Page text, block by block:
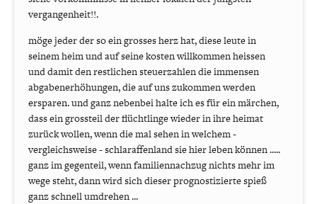
vergangenheit!!.
möge jeder der so ein grosses herz hat, diese leute in
seinem heim und auf seine kosten willkommen heissen
und damit den restlichen steuerzahlen die immensen
abgabenerhöhungen, die auf uns zukommen werden
ersparen. und ganz nebenbei halte ich es für ein märchen,
dass ein grossteil der flüchtlinge wieder in ihre heimat
zurück wollen, wenn die mal sehen in welchem -
vergleichsweise - schlaraffenland sie hier leben können .....
ganz im gegenteil, wenn familiennachzug nichts mehr im
wege steht, dann wird sich dieser prognostizierte spieß
ganz schnell umdrehen ...